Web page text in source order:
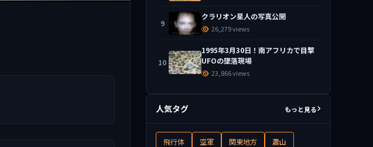
9
クラリオン星人の写真公開
26,279 views
10
1995年3月30日！南アフリカで目撃
UFOの墜落現場
23,866 views
人気タグ もっと見る
飛行体 空軍 関東地方
蕭山